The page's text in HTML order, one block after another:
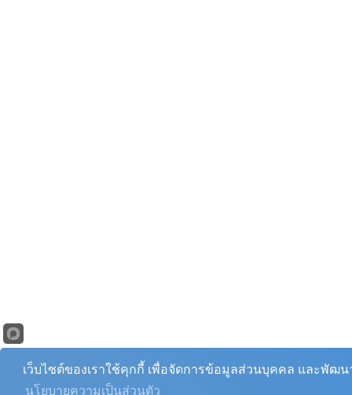
เว็บไซต์ของเราใช้คุกกี้ เพื่อจัดการข้อมูลส่วนบุคคล และพัฒ
นโยบายความเป็นส่วนตัว